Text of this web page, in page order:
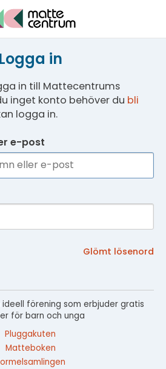
Logga in
in till Mattecentrums
inget konto behöver du bli
logga in.
e-post
Glömt lösenord
ideell förening som erbjuder gratis
för barn och unga
Pluggakuten
Matteboken